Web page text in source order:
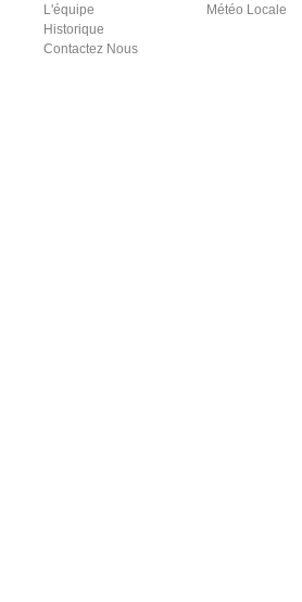
L'équipe
Historique
Contactez Nous
Météo Locale